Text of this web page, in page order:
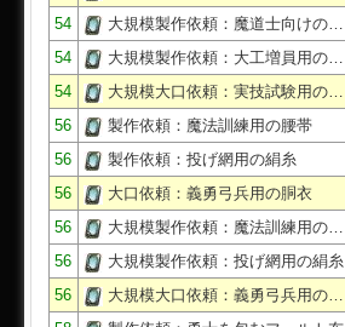
54
大規模製作依頼：魔道士向けの…
54
大規模製作依頼：大工増員用の…
54
大規模大口依頼：実技試験用の…
56
製作依頼：魔法訓練用の腰帯
56
製作依頼：投げ網用の絹糸
56
大口依頼：義勇弓兵用の胴衣
56
大規模製作依頼：魔法訓練用の…
56
大規模製作依頼：投げ網用の絹糸
56
大規模大口依頼：義勇弓兵用の…